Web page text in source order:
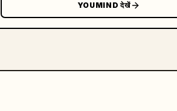
YOUMIND देखें